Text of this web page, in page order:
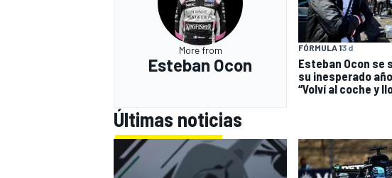
More from
Esteban Ocon
FÓRMULA 13 d
Esteban Ocon se
su inesperado
“Volví al coche y
Últimas noticias